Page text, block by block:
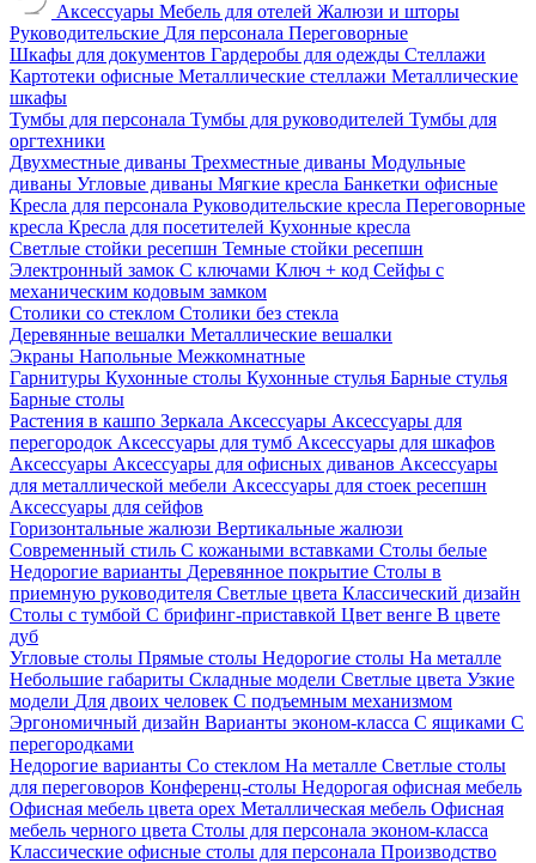
Аксессуары Мебель для отелей Жалюзи и шторы
Руководительские Для персонала Переговорные
Шкафы для документов Гардеробы для одежды Стеллажи
Картотеки офисные Металлические стеллажи Металлические
шкафы
Тумбы для персонала Тумбы для руководителей Тумбы для
оргтехники
Двухместные диваны Трехместные диваны Модульные
диваны Угловые диваны Мягкие кресла Банкетки офисные
Кресла для персонала Руководительские кресла Переговорные
кресла Кресла для посетителей Кухонные кресла
Светлые стойки ресепшн Темные стойки ресепшн
Электронный замок С ключами Ключ + код Сейфы с
механическим кодовым замком
Столики со стеклом Столики без стекла
Деревянные вешалки Металлические вешалки
Экраны Напольные Межкомнатные
Гарнитуры Кухонные столы Кухонные стулья Барные стулья
Барные столы
Растения в кашпо Зеркала Аксессуары Аксессуары для
перегородок Аксессуары для тумб Аксессуары для шкафов
Аксессуары Аксессуары для офисных диванов Аксессуары
для металлической мебели Аксессуары для стоек ресепшн
Аксессуары для сейфов
Горизонтальные жалюзи Вертикальные жалюзи
Современный стиль С кожаными вставками Столы белые
Недорогие варианты Деревянное покрытие Столы в
приемную руководителя Светлые цвета Классический дизайн
Столы с тумбой С брифинг-приставкой Цвет венге В цвете
дуб
Угловые столы Прямые столы Недорогие столы На металле
Небольшие габариты Складные модели Светлые цвета Узкие
модели Для двоих человек С подъемным механизмом
Эргономичный дизайн Варианты эконом-класса С ящиками С
перегородками
Недорогие варианты Со стеклом На металле Светлые столы
для переговоров Конференц-столы Недорогая офисная мебель
Офисная мебель цвета орех Металлическая мебель Офисная
мебель черного цвета Столы для персонала эконом-класса
Классические офисные столы для персонала Производство